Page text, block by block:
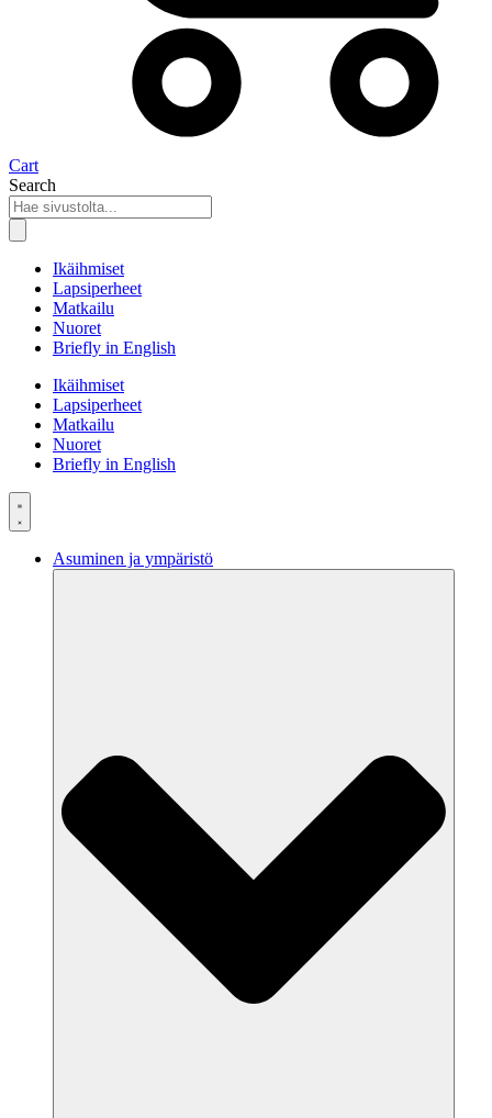
Cart
Search
Ikäihmiset
Lapsiperheet
Matkailu
Nuoret
Briefly in English
Ikäihmiset
Lapsiperheet
Matkailu
Nuoret
Briefly in English
Asuminen ja ympäristö